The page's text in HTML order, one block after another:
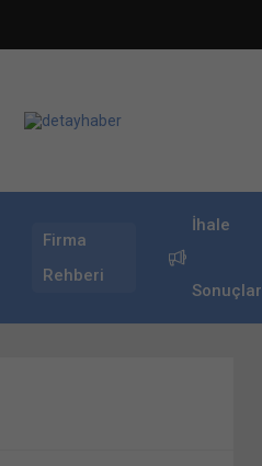
Firma
Rehberi
İhale